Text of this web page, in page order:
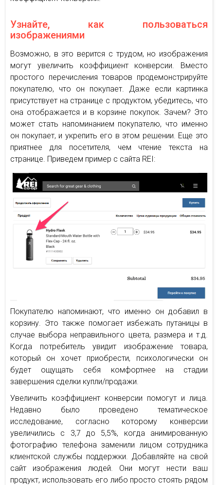
Узнайте, как пользоваться
изображениями
Возможно, в это верится с трудом, но изображения
могут увеличить коэффициент конверсии. Вместо
простого перечисления товаров продемонстрируйте
покупателю, что он покупает. Даже если картинка
присутствует на странице с продуктом, убедитесь, что
она отображается и в корзине покупок. Зачем? Это
может стать напоминанием покупателю, что именно
он покупает, и укрепить его в этом решении. Еще это
приятнее для посетителя, чем чтение текста на
странице. Приведем пример с сайта REI:
Покупателю напоминают, что именно он добавил в
корзину. Это также помогает избежать путаницы в
случае выбора неправильного цвета, размера и т.д.
Когда потребитель увидит изображение товара,
который он хочет приобрести, психологически он
будет ощущать себя комфортнее на стадии
завершения сделки купли/продажи.
Увеличить коэффициент конверсии помогут и лица.
Недавно было проведено тематическое
исследование, согласно которому конверсии
увеличились с 3,7 до 5,5%, когда анимированную
фотографию телефона заменили лицом сотрудника
клиентской службы поддержки. Добавляйте на свой
сайт изображения людей. Они могут нести ваш
продукт, использовать его либо просто стоять рядом